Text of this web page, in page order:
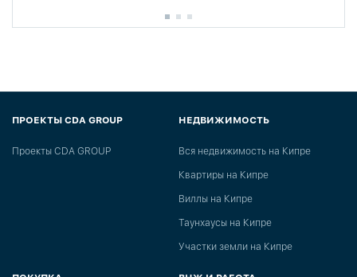
ПРОЕКТЫ CDA GROUP
Проекты CDA GROUP
НЕДВИЖИМОСТЬ
Вся недвижимость на Кипре
Квартиры на Кипре
Виллы на Кипре
Таунхаусы на Кипре
Участки земли на Кипре